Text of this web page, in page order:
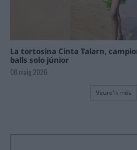
La tortosina Cinta Talarn,
balls solo júnior
08 maig 2026
Veure'n més